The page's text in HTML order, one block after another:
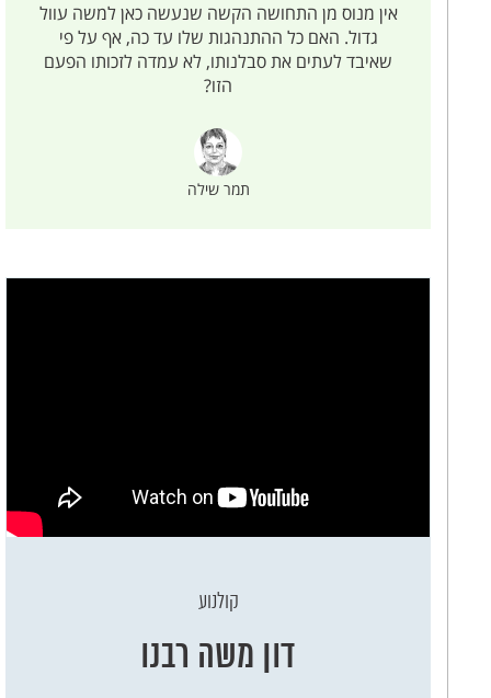
אין מנוס מן התחושה הקשה שנעשה כאן למשה עוול
גדול. האם כל ההתנהגות שלו עד כה, אף על פי
שאיבד לעתים את סבלנותו, לא עמדה לזכותו הפעם
הזו?
תמר שילה
קולנוע
דון משה רבנו